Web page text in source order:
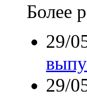
Более
29/
29/